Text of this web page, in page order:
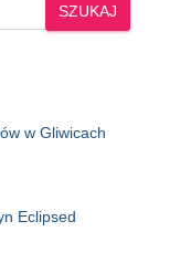
SZUKAJ
w Gliwicach
Eclipsed